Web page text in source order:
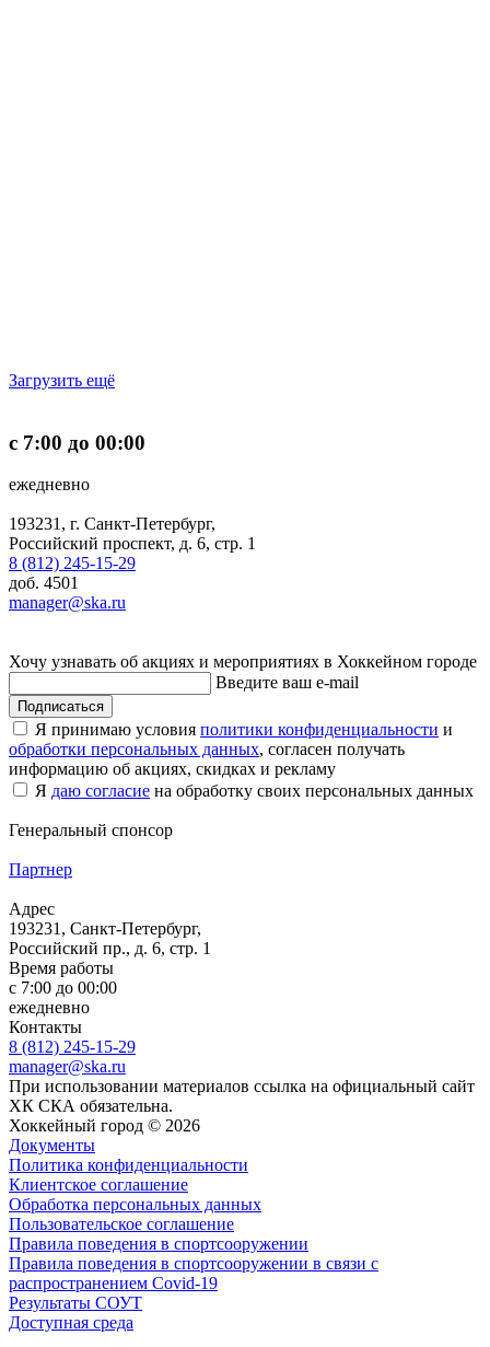
Загрузить ещё
с 7:00 до 00:00
ежедневно
193231, г. Санкт-Петербург,
Российский проспект, д. 6, стр. 1
8 (812) 245-15-29
доб. 4501
manager@ska.ru
Хочу узнавать об акциях и мероприятиях в Хоккейном городе
Введите ваш e-mail
Подписаться
Я принимаю условия политики конфиденциальности и
обработки персональных данных, согласен получать
информацию об акциях, скидках и рекламу
Я даю согласие на обработку своих персональных данных
Генеральный спонсор
Партнер
Адрес
193231, Санкт-Петербург,
Российский пр., д. 6, стр. 1
Время работы
с 7:00 до 00:00
ежедневно
Контакты
8 (812) 245-15-29
manager@ska.ru
При использовании материалов ссылка на официальный сайт
ХК СКА обязательна.
Хоккейный город © 2026
Документы
Политика конфиденциальности
Клиентское соглашение
Обработка персональных данных
Пользовательское соглашение
Правила поведения в спортсооружении
Правила поведения в спортсооружении в связи с
распространением Covid-19
Результаты СОУТ
Доступная среда